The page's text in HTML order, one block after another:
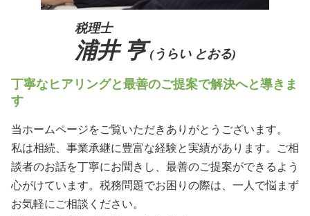
税理士
浦井 亨 (うらい とおる)
丁寧なヒアリングと最善のご提案で解決へと導きま
す
当ホームページをご覧いただきありがとうございます。
私は相続、事業承継に豊富な経験と実績があります。ご相
談者のお話を丁寧にお聞きし、最善のご提案ができるよう
心がけています。税務問題でお困りの際は、一人で悩まず
お気軽にご相談ください。